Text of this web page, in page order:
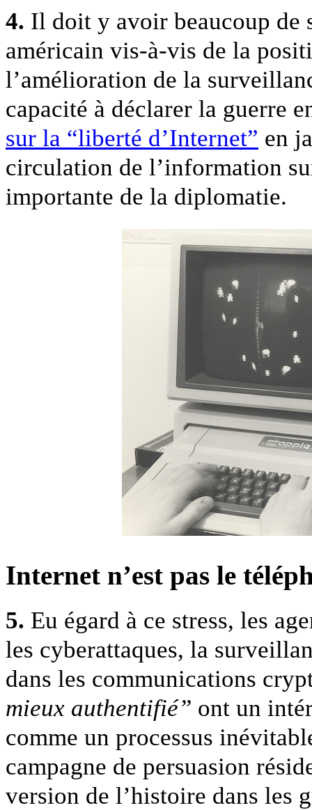
4. Il doit y avoir beaucoup de
américain vis-à-vis de la
l’amélioration de la
capacité à déclarer la guerre
sur la “liberté d’Internet” en
circulation de l’information
importante de la diplomatie.
Internet n’est pas le
5. Eu égard à ce stress, les
les cyberattaques, la
dans les communications
mieux authentifié” ont un
comme un processus
campagne de persuasion
version de l’histoire dans les